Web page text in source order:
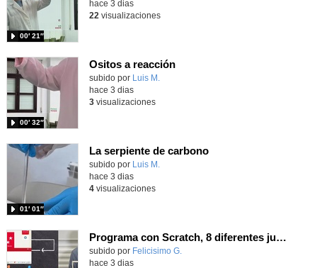
00′ 21″
hace 3 dias
22 visualizaciones
Ositos a reacción
Contenido educativo.
subido por Luis M.
00′ 32″
hace 3 dias
3visualizaciones
La serpiente de carbono
Contenido educativo.
subido por Luis M.
01′ 01″
hace 3 dias
4visualizaciones
Programa con Scratch, 8 diferentes juegos para vivir la emoción de los partidos de España en el mundial 2026
Contenido educativo.
subido por Felicisimo G.
hace 3 dias